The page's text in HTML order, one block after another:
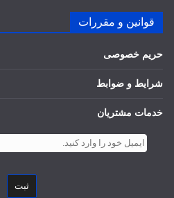
قوانین و مقررات
حریم خصوصی
شرایط و ضوابط
خدمات مشتریان
ثبت